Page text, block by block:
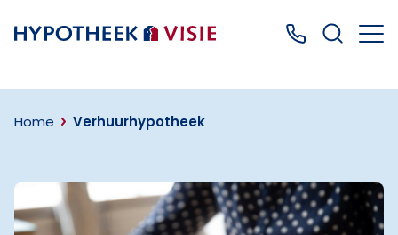
Terug naar home Bel ons: 0499
Home Verhuurhypotheek